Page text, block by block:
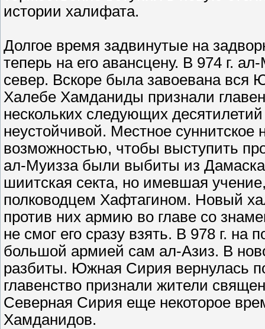
истории халифата.
Долгое время задвинутые на
теперь на его авансцену. В 974 г.
север. Вскоре была завоевана
Халебе Хамданиды признали
нескольких следующих
неустойчивой. Местное
возможностью, чтобы выступить
ал-Муизза были выбиты из
шиитская секта, но имевшая
полководцем Хафтагином. Новый
против них армию во главе со
не смог его сразу взять. В 978 г.
большой армией сам ал-Азиз. В
разбиты. Южная Сирия вернулась
главенство признали жители
Северная Сирия еще некоторое
Хамданидов.